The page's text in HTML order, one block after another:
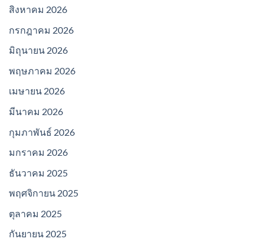
สิงหาคม 2026
กรกฎาคม 2026
มิถุนายน 2026
พฤษภาคม 2026
เมษายน 2026
มีนาคม 2026
กุมภาพันธ์ 2026
มกราคม 2026
ธันวาคม 2025
พฤศจิกายน 2025
ตุลาคม 2025
กันยายน 2025